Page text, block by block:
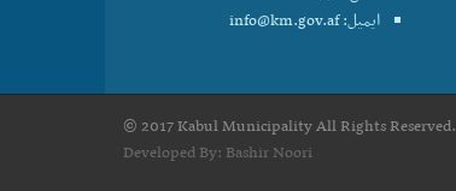
ایمیل:info@km.gov.af
© 2017 Kabul Municipality All Rights Reserved.
Developed By: Bashir Noori